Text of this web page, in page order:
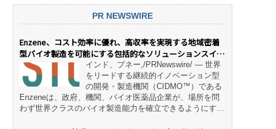
PR NEWSWIRE
Enzene、コスト効率に優れ、高収率を実現する地域密着
型バイオ製造を可能にする包括的なソリューションスイー
ト「NeX™」 をリリースインド、プネー,/PRNewswire/ — 世界
をリードする継続的イノベーション型
の開発・製造機関（CIDMO™）である
Enzeneは、政府、機関、バイオ医薬品企業が、場所を問
わず世界クラスのバイオ製造能力を確立できるようにす